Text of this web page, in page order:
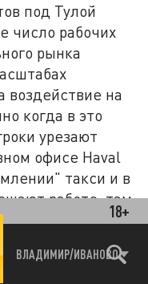
18+
ВЛАДИМИР/ИВАНОВО
под Тулой
число рабочих
рынка
воздействие на
когда в это
урезают
офисе Haval
такси и в
работе, там
Вместо плюс
мест в